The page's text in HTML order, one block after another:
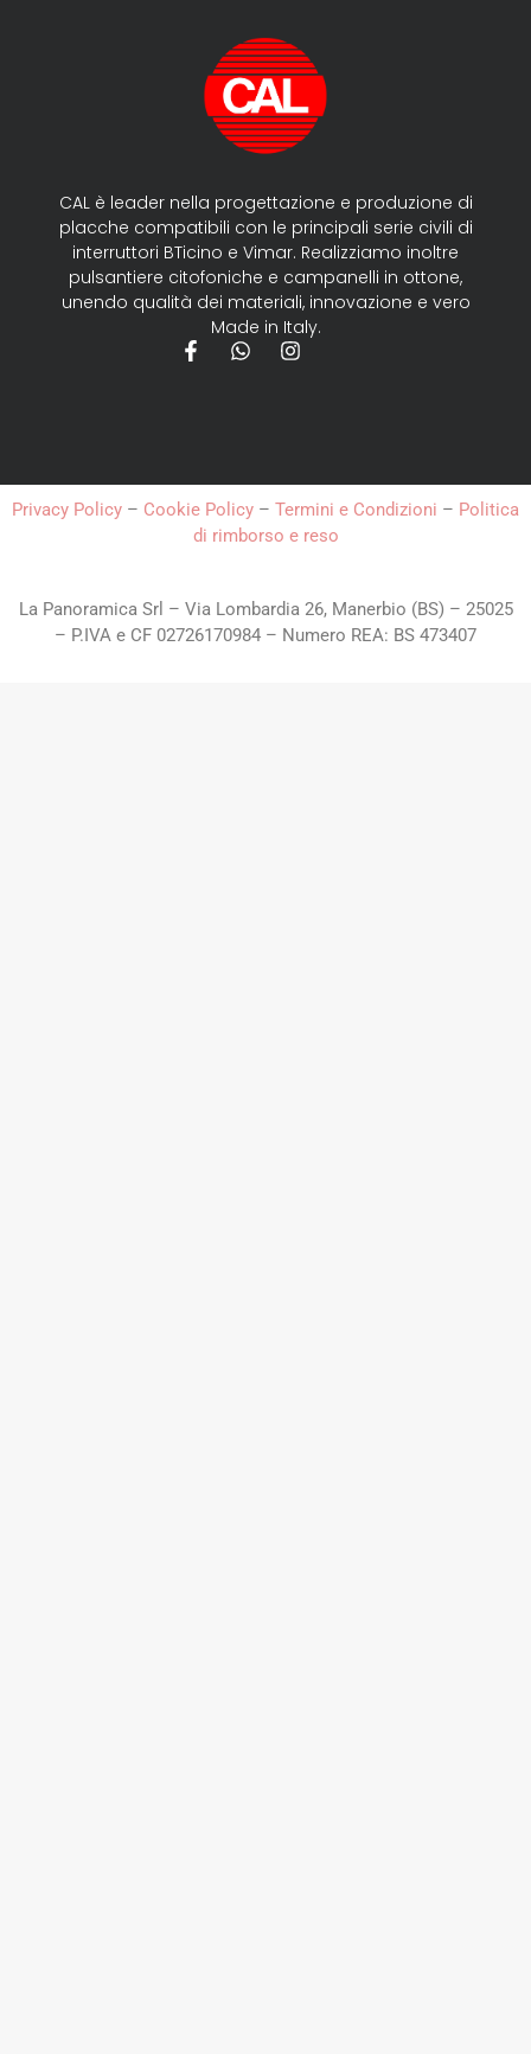
CAL è leader nella progettazione e produzione di
placche compatibili con le principali serie civili di
interruttori BTicino e Vimar. Realizziamo inoltre
pulsantiere citofoniche e campanelli in ottone,
unendo qualità dei materiali, innovazione e vero
Made in Italy.
Privacy Policy – Cookie Policy – Termini e Condizioni – Politica
di rimborso e reso
La Panoramica Srl – Via Lombardia 26, Manerbio (BS) – 25025
– P.IVA e CF 02726170984 – Numero REA: BS 473407